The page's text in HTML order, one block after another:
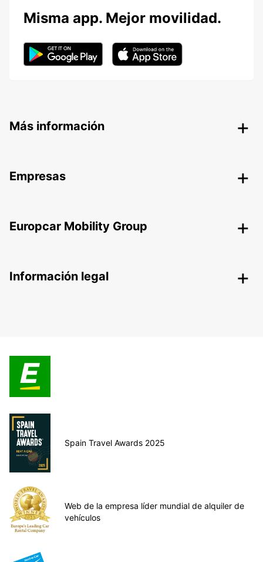
Misma app. Mejor movilidad.
Más información
Empresas
Europcar Mobility Group
Información legal
Spain Travel Awards 2025
Web de la empresa líder mundial de alquiler de
vehículos